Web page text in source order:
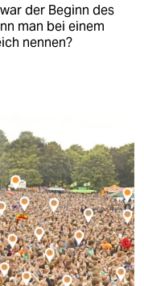
der Beginn des
man bei einem
nennen?